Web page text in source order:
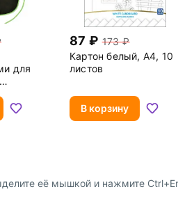
для
87
173
Картон белый, А4, 10
листов
В корзину
её мышкой и нажмите